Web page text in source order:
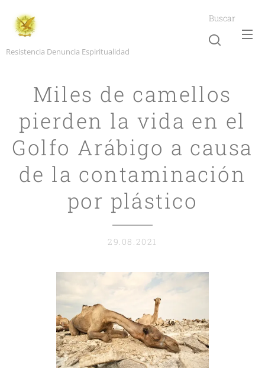
Resistencia Denuncia Espiritualidad
Buscar
Miles de camellos
pierden la vida en el
Golfo Arábigo a causa
de la contaminación
por plástico
29.08.2021